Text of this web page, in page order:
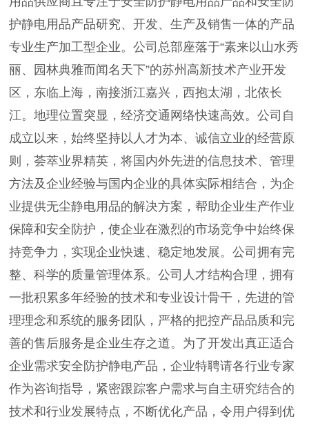
护静电用品产品研究、开发、生产及销售一体的产品
专业生产加工型企业。公司总部座落于“素来以山水秀
丽、园林典雅而闻名天下”的苏州高新技术产业开发
区，东临上海，南接浙江嘉兴，西抱太湖，北依长
江。地理位置突显，经济交通网络快速高效。公司自
成立以来，始终坚持以人才为本、诚信立业的经营原
则，荟萃业界精英，将国内外先进的信息技术、管理
方法及企业经验与国内企业的具体实际相结合，为企
业提供无尘静电用品的解决方案，帮助企业生产作业
保障和安全防护，使企业在激烈的市场竞争中始终保
持竞争力，实现企业快速、稳定地发展。公司拥有完
整、科学的质量管理体系。公司人才结构合理，拥有
一批积累多年经验的技术和专业设计骨干，先进的管
理理念和系统的服务团队，严格的把控产品品质和完
善的售后服务是企业生存之道。为了开发出真正适合
企业需求安全防护静电产品，企业特聘请各行业专家
作为咨询指导，紧密跟踪客户需求与自主研究结合的
技术和行业发展特点，不断优化产品，令用户得到优